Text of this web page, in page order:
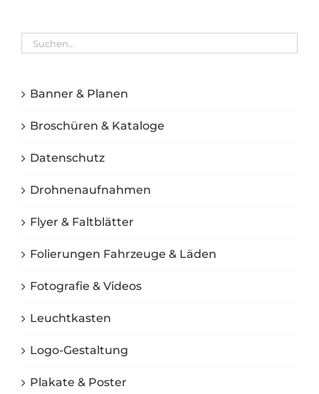
Banner & Planen
Broschüren & Kataloge
Datenschutz
Drohnenaufnahmen
Flyer & Faltblätter
Folierungen Fahrzeuge & Läden
Fotografie & Videos
Leuchtkasten
Logo-Gestaltung
Plakate & Poster